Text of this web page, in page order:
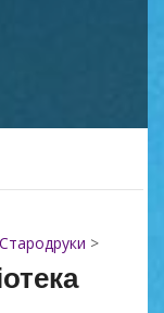
Стародруки >